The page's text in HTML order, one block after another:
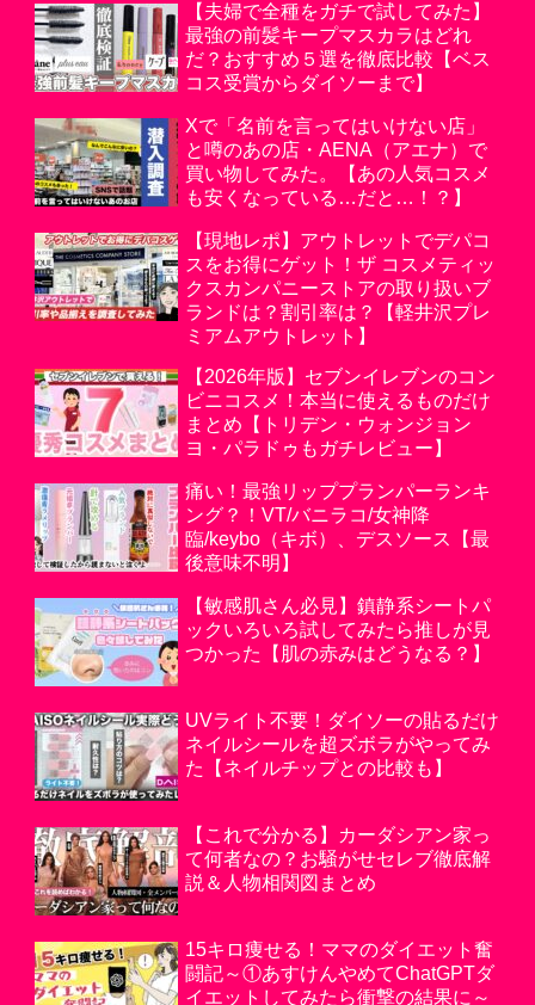
【夫婦で全種をガチで試してみた】
最強の前髪キープマスカラはどれ
だ？おすすめ５選を徹底比較【ベス
コス受賞からダイソーまで】
Xで「名前を言ってはいけない店」
と噂のあの店・AENA（アエナ）で
買い物してみた。【あの人気コスメ
も安くなっている…だと…！？】
【現地レポ】アウトレットでデパコ
スをお得にゲット！ザ コスメティッ
クスカンパニーストアの取り扱いブ
ランドは？割引率は？【軽井沢プレ
ミアムアウトレット】
【2026年版】セブンイレブンのコン
ビニコスメ！本当に使えるものだけ
まとめ【トリデン・ウォンジョン
ヨ・パラドゥもガチレビュー】
痛い！最強リッププランパーランキ
ング？！VT/バニラコ/女神降
臨/keybo（キボ）、デスソース【最
後意味不明】
【敏感肌さん必見】鎮静系シートパ
ックいろいろ試してみたら推しが見
つかった【肌の赤みはどうなる？】
UVライト不要！ダイソーの貼るだけ
ネイルシールを超ズボラがやってみ
た【ネイルチップとの比較も】
【これで分かる】カーダシアン家っ
て何者なの？お騒がせセレブ徹底解
説＆人物相関図まとめ
15キロ痩せる！ママのダイエット奮
闘記～①あすけんやめてChatGPTダ
イエットしてみたら衝撃の結果に～